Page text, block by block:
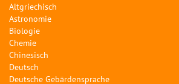
Altgriechisch
Astronomie
Biologie
Chemie
Chinesisch
Deutsch
Deutsche Gebärdensprache